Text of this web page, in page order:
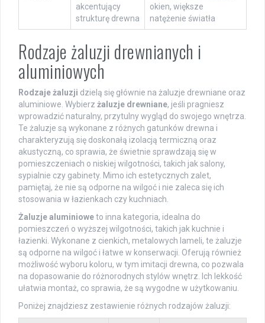
akcentujący
strukturę drewna
okien, większe
natężenie światła
Rodzaje żaluzji drewnianych i
aluminiowych
Rodzaje żaluzji dzielą się głównie na żaluzje drewniane oraz
aluminiowe. Wybierz żaluzje drewniane, jeśli pragniesz
wprowadzić naturalny, przytulny wygląd do swojego wnętrza.
Te żaluzje są wykonane z różnych gatunków drewna i
charakteryzują się doskonałą izolacją termiczną oraz
akustyczną, co sprawia, że świetnie sprawdzają się w
pomieszczeniach o niskiej wilgotności, takich jak salony,
sypialnie czy gabinety. Mimo ich estetycznych zalet,
pamiętaj, że nie są odporne na wilgoć i nie zaleca się ich
stosowania w łazienkach czy kuchniach.
Żaluzje aluminioweto inna kategoria, idealna do
pomieszczeń o wyższej wilgotności, takich jak kuchnie i
łazienki. Wykonane z cienkich, metalowych lameli, te żaluzje
są odporne na wilgoć i łatwe w konserwacji. Oferują również
możliwość wyboru koloru, w tym imitacji drewna, co pozwala
na dopasowanie do różnorodnych stylów wnętrz. Ich lekkość
ułatwia montaż, co sprawia, że są wygodne w użytkowaniu.
Poniżej znajdziesz zestawienie różnych rodzajów żaluzji: